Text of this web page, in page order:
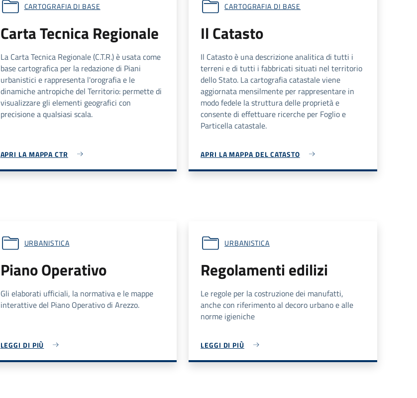
CARTOGRAFIA DI BASE
Carta Tecnica Regionale
La Carta Tecnica Regionale (C.T.R.) è usata come
base cartografica per la redazione di Piani
urbanistici e rappresenta l'orografia e le
dinamiche antropiche del Territorio: permette di
visualizzare gli elementi geografici con
precisione a qualsiasi scala.
APRI LA MAPPA CTR
CARTOGRAFIA DI BASE
Il Catasto
Il Catasto è una descrizione analitica di tutti i
terreni e di tutti i fabbricati situati nel territorio
dello Stato. La cartografia catastale viene
aggiornata mensilmente per rappresentare in
modo fedele la struttura delle proprietà e
consente di effettuare ricerche per Foglio e
Particella catastale.
APRI LA MAPPA DEL CATASTO
URBANISTICA
Piano Operativo
Gli elaborati ufficiali, la normativa e le mappe
interattive del Piano Operativo di Arezzo.
LEGGI DI PIÙ
URBANISTICA
Regolamenti edilizi
Le regole per la costruzione dei manufatti,
anche con riferimento al decoro urbano e alle
norme igieniche
LEGGI DI PIÙ